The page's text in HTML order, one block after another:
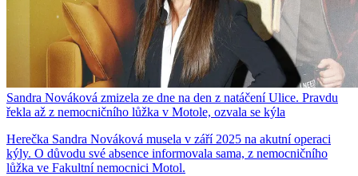
Sandra Nováková zmizela ze dne na den z natáčení Ulice. Pravdu
řekla až z nemocničního lůžka v Motole, ozvala se kýla
Herečka Sandra Nováková musela v září 2025 na akutní operaci
kýly. O důvodu své absence informovala sama, z nemocničního
lůžka ve Fakultní nemocnici Motol.